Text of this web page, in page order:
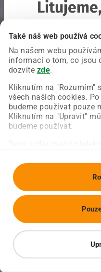
Také náš web používá
Na našem webu
informací o tom, co jsou
dozvíte zde.
Kliknutím na "Rozumím"
všech našich cookies.
budeme používat pouze
Kliknutím na "Upravit"
budeme používat.
Chyba nastala na
Zkuste prosím znovu
Obnovit stránku